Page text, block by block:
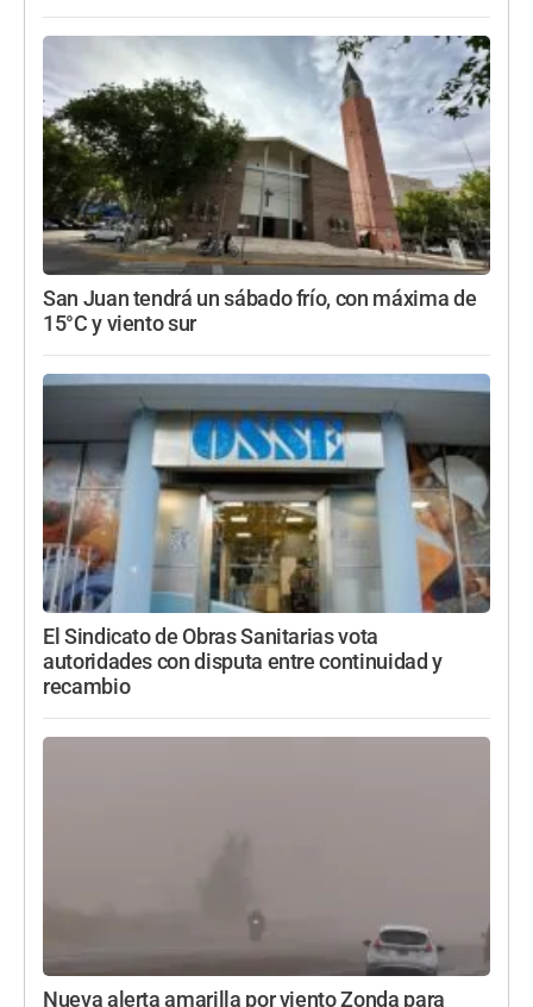
San Juan tendrá un sábado frío, con máxima de
15°C y viento sur
El Sindicato de Obras Sanitarias vota
autoridades con disputa entre continuidad y
recambio
Nueva alerta amarilla por viento Zonda para